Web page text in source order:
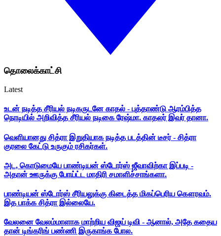
தொலைக்காட்சி
Latest
உடன் நடித்த சீரியல் நடிகருடனே காதல் - புத்தாண்டு ஆரம்பித்த
நொடியில் அறிவித்த சீரியல் நடிகை ரேஷ்மா. காதலர் இவர் தானா.
வெளியானது சித்ரா இறுதியாக நடித்த படத்தின் டீசர் - சித்ரா
குரலை கேட்டு உருகும் ரசிகர்கள்.
அட, கொடுமையே பாண்டியன் ஸ்டோர்ஸ் ஜீவாவிற்கா இப்படி -
அதான் ஊருக்கு போய்ட்ட மாதிரி சமாளிச்சாங்களா.
பாண்டியன் ஸ்டோர்ஸ் சீரியலுக்கு கிடைத்த மிகப்பெரிய கௌரவம்.
இத பாக்க சித்ரா இல்லையே.
வேலனை வேலம்மாளாக மாற்றிய விஜய் டிவி - ஆனால், அதே கதைய
தான் டிங்கரிங் பண்ணி இருகாங்க போல.